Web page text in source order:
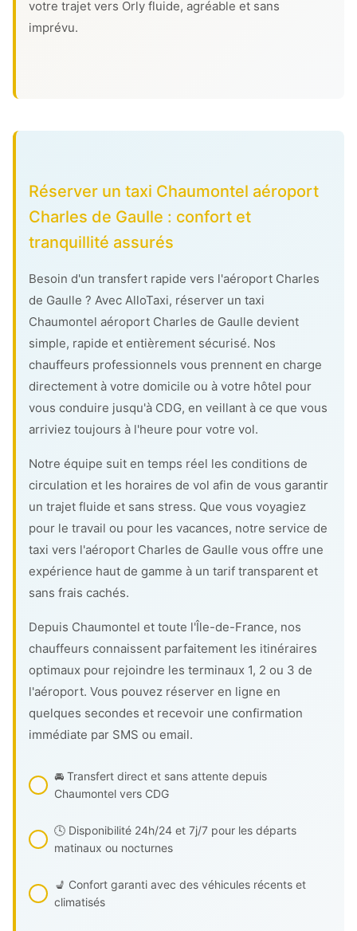
votre trajet vers Orly fluide, agréable et sans
imprévu.
Réserver un taxi Chaumontel aéroport
Charles de Gaulle : confort et
tranquillité assurés
Besoin d'un transfert rapide vers l'aéroport Charles
de Gaulle ? Avec AlloTaxi, réserver un taxi
Chaumontel aéroport Charles de Gaulle devient
simple, rapide et entièrement sécurisé. Nos
chauffeurs professionnels vous prennent en charge
directement à votre domicile ou à votre hôtel pour
vous conduire jusqu'à CDG, en veillant à ce que vous
arriviez toujours à l'heure pour votre vol.
Notre équipe suit en temps réel les conditions de
circulation et les horaires de vol afin de vous garantir
un trajet fluide et sans stress. Que vous voyagiez
pour le travail ou pour les vacances, notre service de
taxi vers l'aéroport Charles de Gaulle vous offre une
expérience haut de gamme à un tarif transparent et
sans frais cachés.
Depuis Chaumontel et toute l'Île-de-France, nos
chauffeurs connaissent parfaitement les itinéraires
optimaux pour rejoindre les terminaux 1, 2 ou 3 de
l'aéroport. Vous pouvez réserver en ligne en
quelques secondes et recevoir une confirmation
immédiate par SMS ou email.
🚘 Transfert direct et sans attente depuis
Chaumontel vers CDG
🕓 Disponibilité 24h/24 et 7j/7 pour les départs
matinaux ou nocturnes
💺 Confort garanti avec des véhicules récents et
climatisés